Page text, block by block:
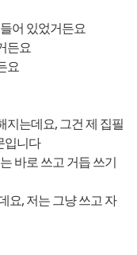
어 있었거든요
든요
요
지는데요, 그건 제 집필
입니다
바로 쓰고 거듭 쓰기
요, 저는 그냥 쓰고 자